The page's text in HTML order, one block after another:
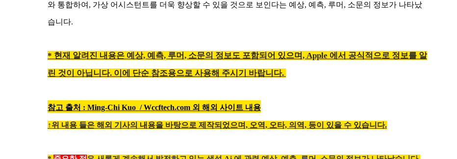
와 통합하여, 가상 어시스턴트를 더욱 향상할 수 있을 것으로 보인다는 예상, 예측, 루머, 소문의 정보가 나타났
습니다.
* 현재 알려진 내용은 예상, 예측, 루머, 소문의 정보도 포함되어 있으며, Apple 에서 공식적으로 정보를 알
린 것이 아닙니다. 이에 단순 참조용으로 사용해 주시기 바랍니다.
참고 출처 : Ming-Chi Kuo / Wccftech.com 외 해외 사이트 내용
↑위 내용 들은 해외 기사의 내용을 바탕으로 제작되었으며, 오역, 오타, 의역, 등이 있을 수 있습니다.